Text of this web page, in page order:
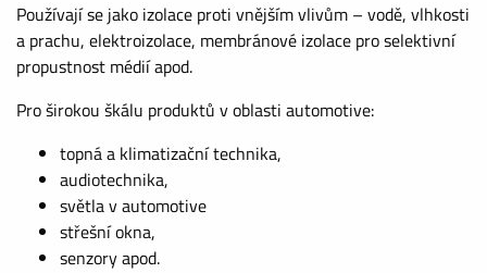
Používají se jako izolace proti vnějším vlivům – vodě, vlhkosti
a prachu, elektroizolace, membránové izolace pro selektivní
propustnost médií apod.
Pro širokou škálu produktů v oblasti automotive:
topná a klimatizační technika,
audiotechnika,
světla v automotive
střešní okna,
senzory apod.